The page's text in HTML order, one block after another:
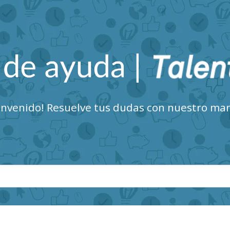
Talent Clue Centro de Ayuda
Resuelve tus dudas con nuestro